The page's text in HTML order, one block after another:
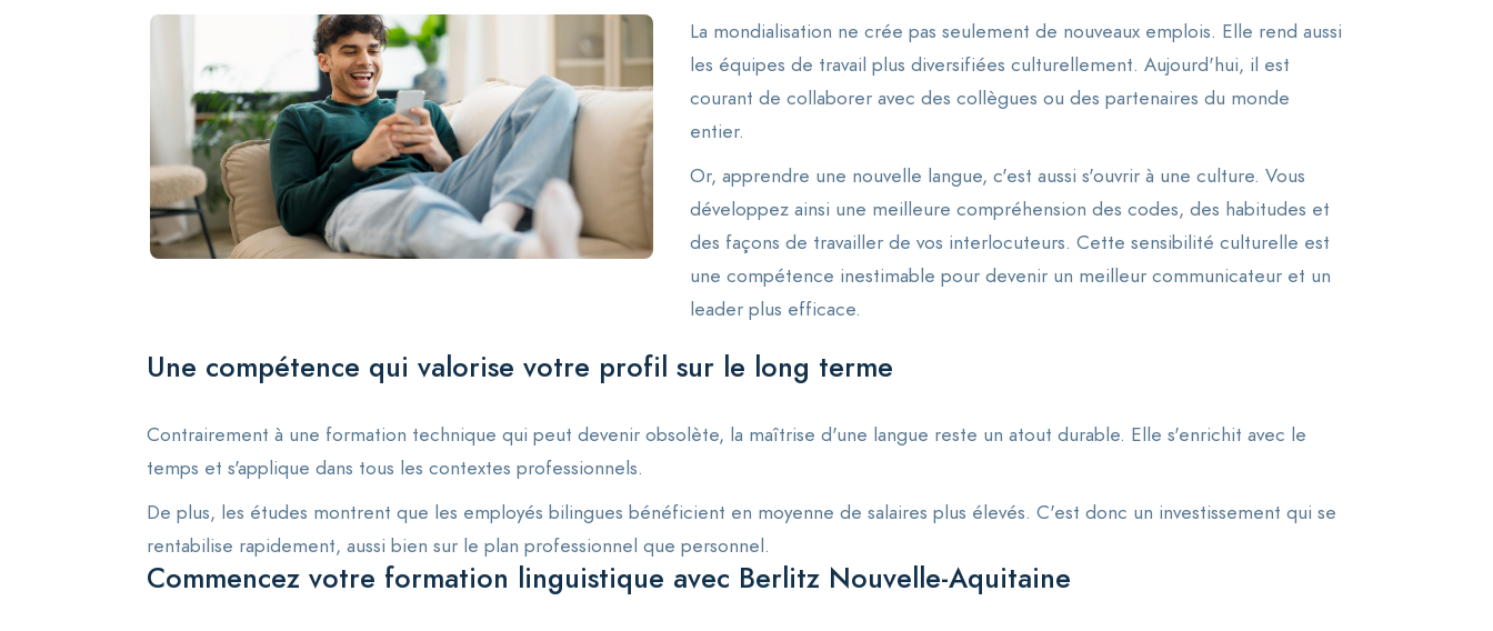
La mondialisation ne crée pas seulement de nouveaux emplois. Elle rend aussi
les équipes de travail plus diversifiées culturellement. Aujourd'hui, il est
courant de collaborer avec des collègues ou des partenaires du monde
entier.
Or, apprendre une nouvelle langue, c'est aussi s'ouvrir à une culture. Vous
développez ainsi une meilleure compréhension des codes, des habitudes et
des façons de travailler de vos interlocuteurs. Cette sensibilité culturelle est
une compétence inestimable pour devenir un meilleur communicateur et un
leader plus efficace.
Une compétence qui valorise votre profil sur le long terme
Contrairement à une formation technique qui peut devenir obsolète, la maîtrise d'une langue reste un atout durable. Elle s'enrichit avec le
temps et s'applique dans tous les contextes professionnels.
De plus, les études montrent que les employés bilingues bénéficient en moyenne de salaires plus élevés. C'est donc un investissement qui se
rentabilise rapidement, aussi bien sur le plan professionnel que personnel.
Commencez votre formation linguistique avec Berlitz Nouvelle-Aquitaine